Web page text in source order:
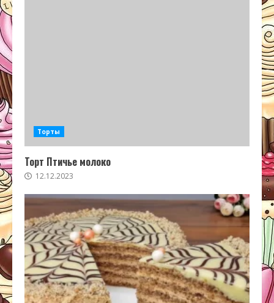
Торты
Торт Птичье молоко
12.12.2023